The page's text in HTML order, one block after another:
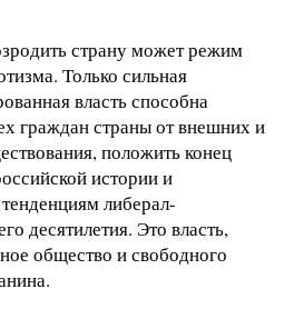
страну может режим
Только сильная
власть способна
граждан страны от внешних и
положить конец
истории и
либерал-
десятилетия. Это власть,
общество и свободного